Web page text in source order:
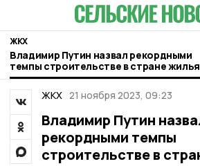
ЖКХ
Владимир Путин назвал рекордными
темпы строительстве в стране жилья
ЖКХ 21 ноября 2023, 09:23
Владимир Путин
рекордными темпы
строительстве в